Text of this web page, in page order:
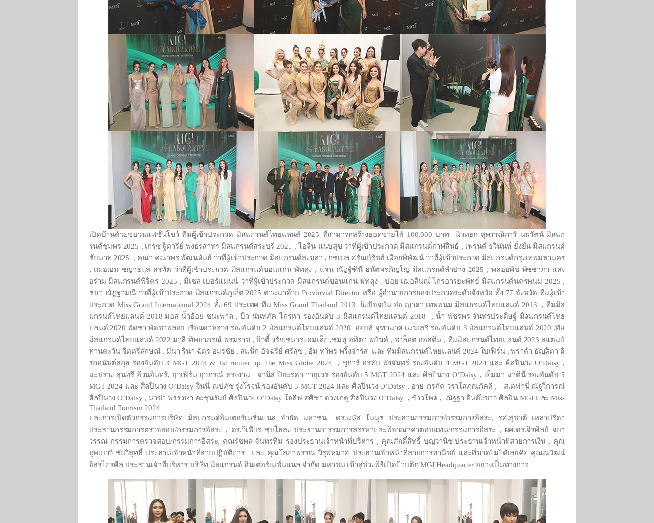
เปิดบ้านด้วยขบวนแฟชั่นโชว์ ทีมผู้เข้าประกวด มิสแกรนด์ไทยแลนด์ 2025 ที่สามารถสร้างยอดขายได้ 100,000 บาท นิวหยก สุพรรณิการ์ นพรัตน์ มิสแก
รนด์ชุมพร 2025 , เกรซ ฐิตารีย์ พงธรสาทร มิสแกรนด์สระบุรี 2025 , ไอลิน แนบสุข ว่าที่ผู้เข้าประกวด มิสแกรนด์กาฬสินธุ์ , เฟรนด์ ธวินันท์ ยั่งยืน มิสแกรนด์
ชัยนาท 2025 , คณา คณาพร พัฒนพันธ์ ว่าที่ผู้เข้าประกวด มิสแกรนด์สงขลา , กชเบล ศรัณย์รัชต์ เผือกพิพัฒน์ ว่าที่ผู้เข้าประกวด มิสแกรนด์กรุงเทพมหานคร
, เฌอเอม ชญาธนุส สรทัต ว่าที่ผู้เข้าประกวด มิสแกรนด์ขอนแก่น พัทลุง , แจน ณัฏฐ์ฑินี ธนัตพรภิญโญ มิสแกรนด์ลำปาง 2025 , พลอยพิช พิชชาภา แสง
อร่าม มิสแกรนด์พิจิตร 2025 , มิเชล เบอร์แมนน์ ว่าที่ผู้เข้าประกวด มิสแกรนด์ขอนแก่น พัทลุง , ปอย เฌอลินณ์ ไกรอารยะพัทธ์ มิสแกรนด์นครพนม 2025 ,
ชบา ณัฏฐามณี ว่าที่ผู้เข้าประกวด มิสแกรนด์ภูเก็ต 2025 ตามมาด้วย Provinvial Director หรือ ผู้อำนวยการกองประกวดระดับจังหวัด ทั้ง 77 จังหวัด ทีมผู้เข้า
ประกวด Miss Grand International 2024 ทั้ง 69 ประเทศ ทีม Miss Grand Thailand 2013 ถึงปัจจุบัน อ๋อ ญาดา เทพพนม มิสแกรนด์ไทยแลนด์ 2013 , ทีมมิส
แกรนด์ไทยแลนด์ 2018 มอส น้ำอ้อย ชนะพาล , บิว นันทภัค ไกรหา รองอันดับ 3 มิสแกรนด์ไทยแลนด์ 2018 , น้ำ พัชรพร จันทรประดิษฐ์ มิสแกรนด์ไทย
แลนด์ 2020 พัดชา พัดชาพลอย เรือนดาหลวง รองอันดับ 2 มิสแกรนด์ไทยแลนด์ 2020 ออยล์ จุฑามาศ เมฆเสรี รองอันดับ 3 มิสแกรนด์ไทยแลนด์ 2020 ,ทีม
มิสแกรนด์ไทยแลนด์ 2022 มาลี ทิพยาภรณ์ พรมราช , บิวตี้ วรัญชนาระดมเล็ก ,ชมพู อทิตา พยัฆค์ , ชาล็อต ออสติน , ทีมมิสแกรนด์ไทยแลนด์ 2023 สแตมป์
ทานตะวัน จิตตรีลักษณ์ , มีนา รินา ฉัตร อมรชัย , สแน็ก อัจฉรีย์ ศรีสุข , อุ้ม ทวีพร พริ้งจำรัส และ ทีมมิสแกรนด์ไทยแลนด์ 2024 ใบเฟิร์น , พราด้า ธัญสิตา ดิ
รกอนันต์สกุล รองอันดับ 3 MGT 2024 & 1st runner up The Miss Globe 2024 , ชูการ์ อรทัย พังจันทร์ รองอันดับ 4 MGT 2024 และ ศิลปินวง O’Daisy ,
มะปราง สุนทรี อ้วนอินทร์, ยุวเฟิร์น ยุวภรณ์ ทรงงาม , จานิส ปิยะรดา วายุเวช รองอันดับ 5 MGT 2024 และ ศิลปินวง O’Daisy , เอ็มม่า มาตินี่ รองอันดับ 5
MGT 2024 และ ศิลปินวง O’Daisy จินนี่ ณปภัช รุ่งโรจน์ รองอันดับ 5 MGT 2024 และ ศิลปินวง O’Daisy , อาย ภรภัค วราโสภณภัคดี , - สเตฟานี่ ณัฐวิการณ์
ศิลปินวง O’Daisy , นาซ่า พรรวษา คะชุนรัมย์ ศิลปินวง O’Daisy โอลีฟ ศศิชา ดวงเกตุ ศิลปินวง O’Daisy , ข้าวโพด , ณัฐฐา อินต๊ะซาว ศิลปิน MGI และ Miss
Thailand Tourism 2024
และการเปิดตัวกรรมการบริษัท มิสแกรนด์อินเตอร์เนชั่นแนล จำกัด มหาชน ดร.มนัส โนนุช ประธานกรรมการ/กรรมการอิสระ, รศ.สุชาติ เหล่าปรีดา
ประธานกรรมการตรวจสอบ/กรรมการอิสระ , ดร.วิเชียร ชุบไธสง ประธานการรมการสรรหาและพิจาณาค่าตอบแทน/กรรมการอิสระ , ผศ.ดร.จิรศิลป์ จยา
วรรณ กรรมการตรวจสอบ/กรรมการอิสระ, คุณรัชพล จันทรทิม รองประธานเจ้าหน้าที่บริหาร , คุณศักดิ์สิทธิ์ บุญวานิช ประธานเจ้าหน้าที่สายการเงิน , คุณ
ยุพเยาว์ ชัยวิสุทธิ์ ประธานเจ้าหน้าที่สายปฏิบัติการ และ คุณโสภาพรรณ วิรุฬหมาศ ประธานเจ้าหน้าที่สายการพานิชย์ และที่ขาดไม่ได้เลยคือ คุณณวัฒน์
อิสรไกรศีล ประธานเจ้าที่บริหาร บริษัท มิสแกรนด์ อินเตอร์เนชั่นแนล จำกัด มหาชน เข้าสู่ช่วงพิธีเปิดป้ายตึก MGI Headquarter อย่างเป็นทางการ